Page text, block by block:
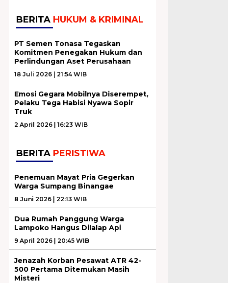
BERITA HUKUM & KRIMINAL
PT Semen Tonasa Tegaskan
Komitmen Penegakan Hukum dan
Perlindungan Aset Perusahaan
18 Juli 2026 | 21:54 WIB
Emosi Gegara Mobilnya Diserempet,
Pelaku Tega Habisi Nyawa Sopir
Truk
2 April 2026 | 16:23 WIB
BERITA PERISTIWA
Penemuan Mayat Pria Gegerkan
Warga Sumpang Binangae
8 Juni 2026 | 22:13 WIB
Dua Rumah Panggung Warga
Lampoko Hangus Dilalap Api
9 April 2026 | 20:45 WIB
Jenazah Korban Pesawat ATR 42-
500 Pertama Ditemukan Masih
Misteri